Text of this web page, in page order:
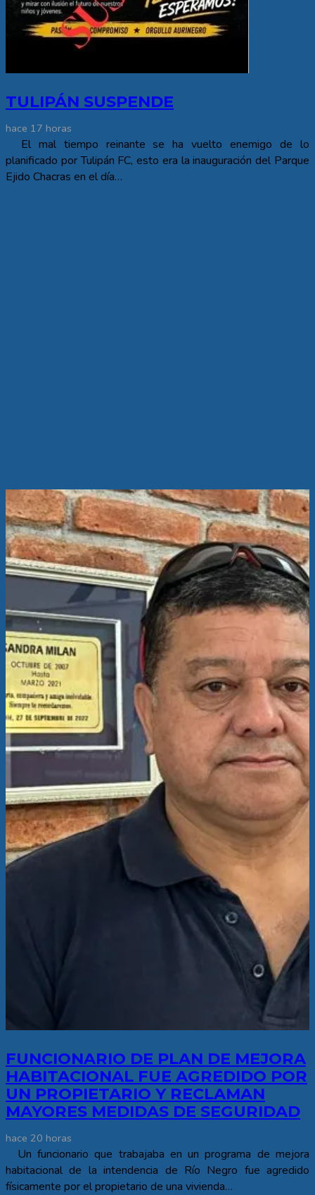
TULIPÁN SUSPENDE
hace 17 horas
El mal tiempo reinante se ha vuelto enemigo de lo
planificado por Tulipán FC, esto era la inauguración del Parque
Ejido Chacras en el día…
FUNCIONARIO DE PLAN DE MEJORA
HABITACIONAL FUE AGREDIDO POR
UN PROPIETARIO Y RECLAMAN
MAYORES MEDIDAS DE SEGURIDAD
hace 20 horas
Un funcionario que trabajaba en un programa de mejora
habitacional de la intendencia de Río Negro fue agredido
físicamente por el propietario de una vivienda…